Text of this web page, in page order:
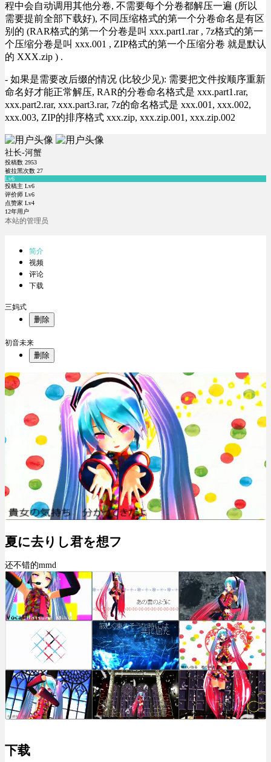
程中会自动调用其他分卷, 不需要每个分卷都解压一遍 (所以
需要提前全部下载好), 不同压缩格式的第一个分卷命名是有区
别的 (RAR格式的第一个分卷是叫 xxx.part1.rar , 7z格式的第一
个压缩分卷是叫 xxx.001 , ZIP格式的第一个压缩分卷 就是默认
的 XXX.zip ) .
- 如果是需要改后缀的情况 (比较少见): 需要把文件按顺序重新
命名好才能正常解压, RAR的分卷命名格式是 xxx.part1.rar,
xxx.part2.rar, xxx.part3.rar, 7z的命名格式是 xxx.001, xxx.002,
xxx.003, ZIP的排序格式 xxx.zip, xxx.zip.001, xxx.zip.002
社长-河蟹
投稿数 2953
被拉黑次数 27
Lv6
投稿主 Lv6
评价师 Lv6
点赞家 Lv4
12年用户
本站的管理员
简介
视频
评论
下载
三妈式
删除
初音未来
删除
夏に去りし君を想フ
还不错的mmd
下载